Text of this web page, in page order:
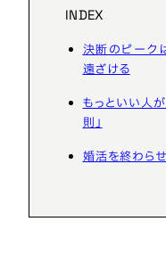
INDEX
決断のピーク
遠ざける
もっといい人
則」
婚活を終わらせ